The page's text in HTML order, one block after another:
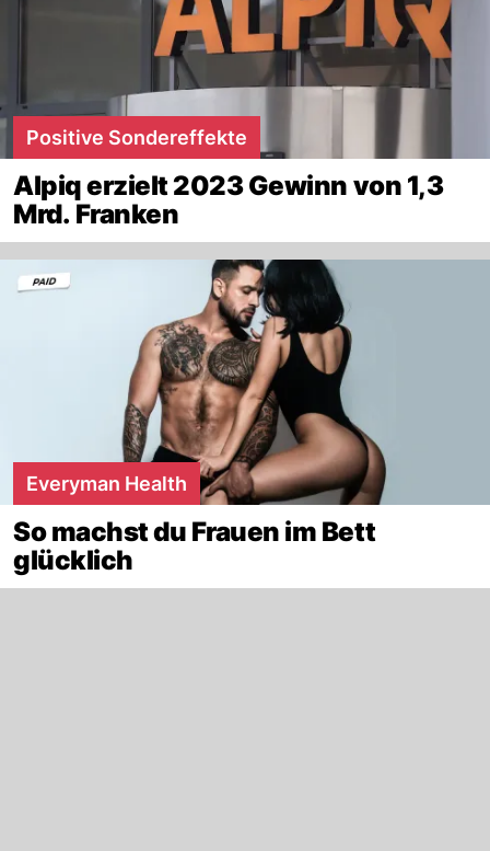
Positive Sondereffekte
Alpiq erzielt 2023 Gewinn von 1,3
Mrd. Franken
Everyman Health
So machst du Frauen im Bett
glücklich